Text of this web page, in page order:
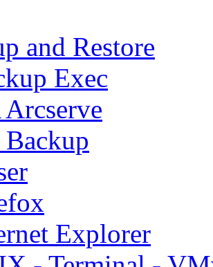
and Restore
Exec
Explorer